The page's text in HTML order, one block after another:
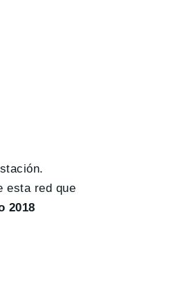
esta red que
2018